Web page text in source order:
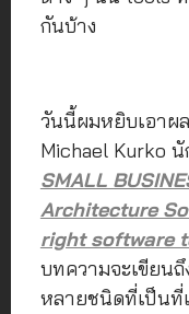
กันบ้าง
วันนี้ผมหยิบเอาผ
Michael Kurko นั
SMALL
Architecture
right software
บทความจะเขียน
หลายชนิดที่เป็นที่